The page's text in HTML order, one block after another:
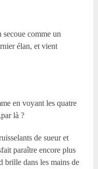
comme un
élan, et vient
en voyant les quatre
là ?
de sueur et
paraître encore plus
brille dans les mains de